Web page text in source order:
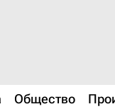
Общество